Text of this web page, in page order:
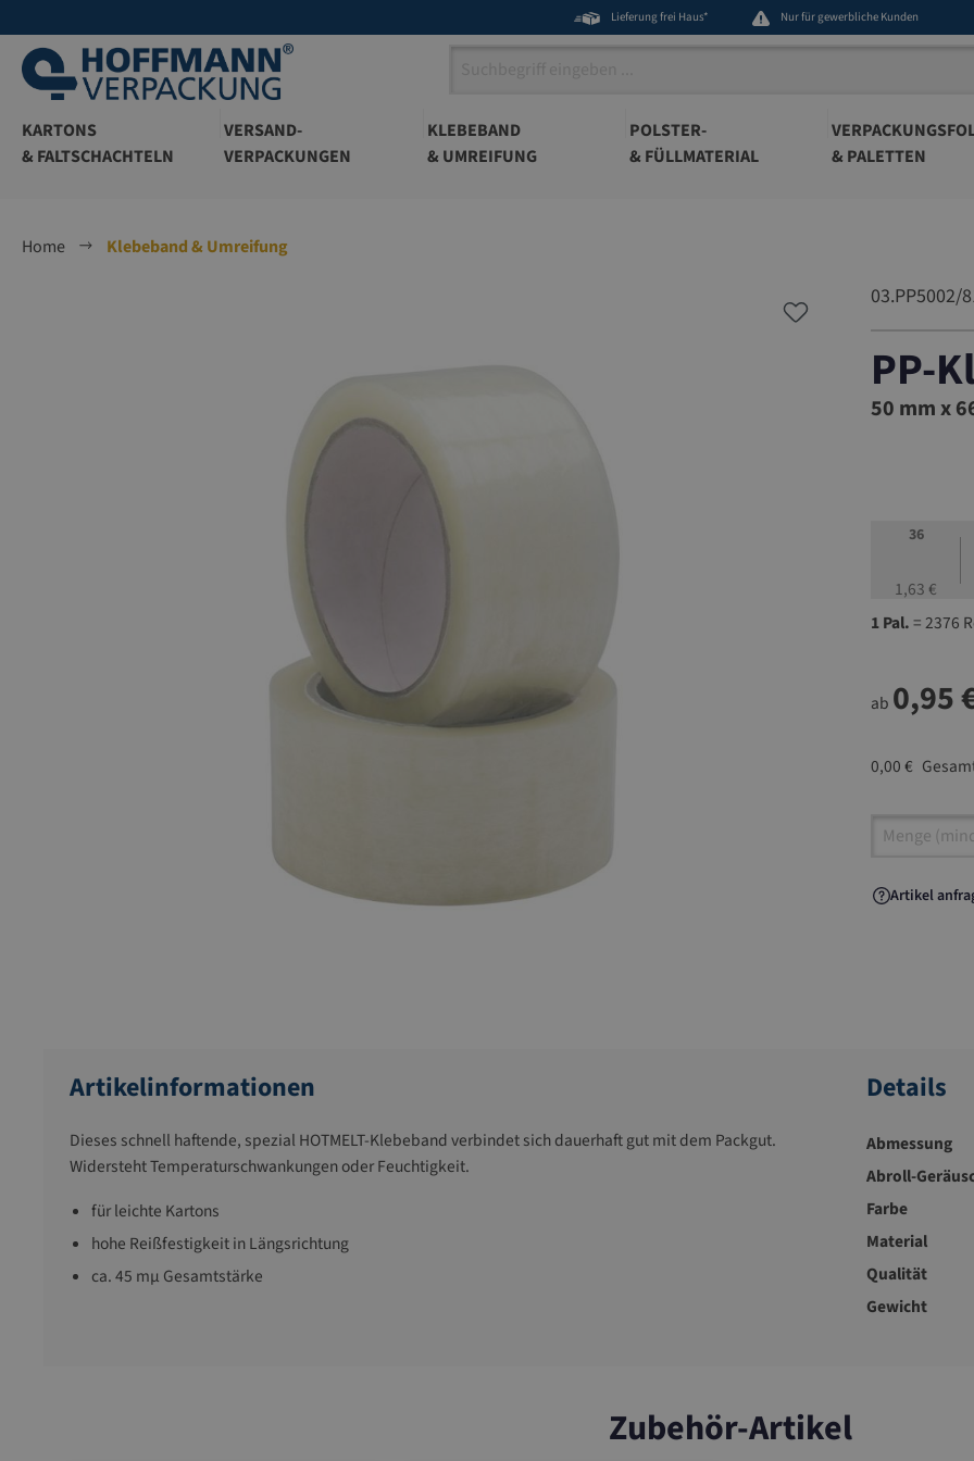
Lieferung frei Haus* Nur für gewerbliche Kunden
KARTONS
& FALTSCHACHTELN
VERSAND-
VERPACKUNGEN
KLEBEBAND
& UMREIFUNG
POLSTER-
& FÜLLMATERIAL
& PALETTEN
Home
Klebeband & Umreifung
03.PP5002/
PP-
50 mm x
36
1,63 €
1 Pal.= 2376
ab 0,95
0,00 €
Artikel
Artikel
Artikelinformationen
Dieses schnell haftende, spezial HOTMELT-Klebeband verbindet sich dauerhaft gut mit dem Packgut.
Widersteht Temperaturschwankungen oder Feuchtigkeit.
für leichte Kartons
hohe Reißfestigkeit in Längsrichtung
ca. 45 mµ Gesamtstärke
Details
Abmessung
Abroll-
Farbe
Material
Qualität
Gewicht
Zubehör-Artikel